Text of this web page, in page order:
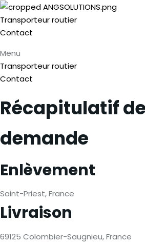
Transporteur routier
Contact
Menu
Transporteur routier
Contact
Récapitulatif
demande
Enlèvement
Saint-Priest, France
Livraison
69125 Colombier-Saugnieu, France